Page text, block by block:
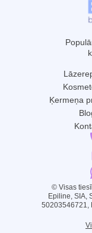
Ķermeņa
© Visas
Epiline, SIA,
50203546721,